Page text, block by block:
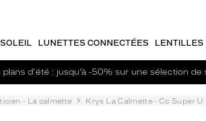
LUNETTES CONNECTÉES LENTILLES
plans d'été : jusqu’à -50% sur une sélection de
- La calmette Krys La Calmette - Cc Super U